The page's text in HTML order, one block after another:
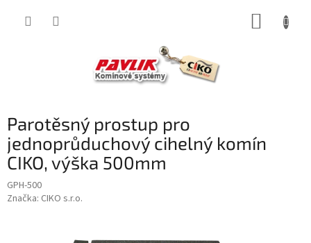
Parotěsný prostup pro
jednoprůduchový cihelný komín
CIKO, výška 500mm
GPH-500
Značka: CIKO s.r.o.